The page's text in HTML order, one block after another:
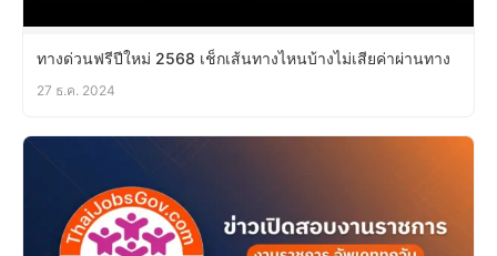
ทางด่วนฟรีปีใหม่ 2568 เช็กเส้นทางไหนบ้างไม่เสียค่าผ่านทาง
27 ธ.ค. 2024